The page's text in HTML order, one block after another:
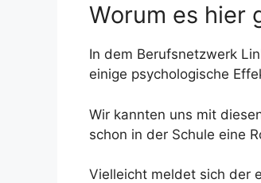
Worum es hier
In dem Berufsnetzwerk
einige psychologische
Wir kannten uns mit
schon in der Schule eine
Vielleicht meldet sich der